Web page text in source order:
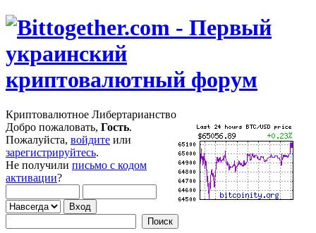
Криптовалютное Либертарианство
Добро пожаловать, Гость.
Пожалуйста, войдите или
зарегистрируйтесь.
Не получили письмо с кодом
активации?